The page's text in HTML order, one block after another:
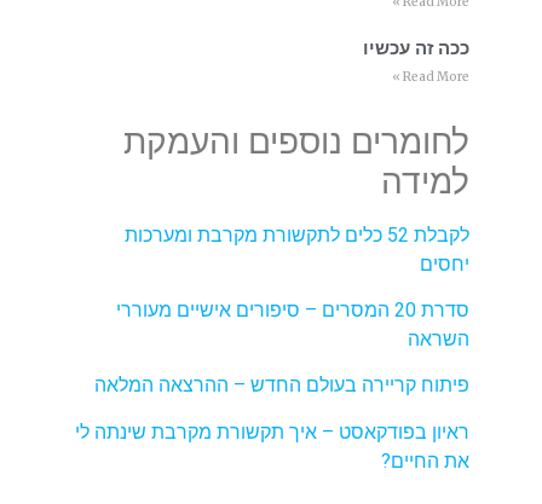
ככה זה עכשיו
Read More »
לחומרים נוספים והעמקת
למידה
לקבלת 52 כלים לתקשורת מקרבת ומערכות
יחסים
סדרת 20 המסרים – סיפורים אישיים מעוררי
השראה
פיתוח קריירה בעולם החדש – ההרצאה המלאה
ראיון בפודקאסט – איך תקשורת מקרבת שינתה לי
את החיים?